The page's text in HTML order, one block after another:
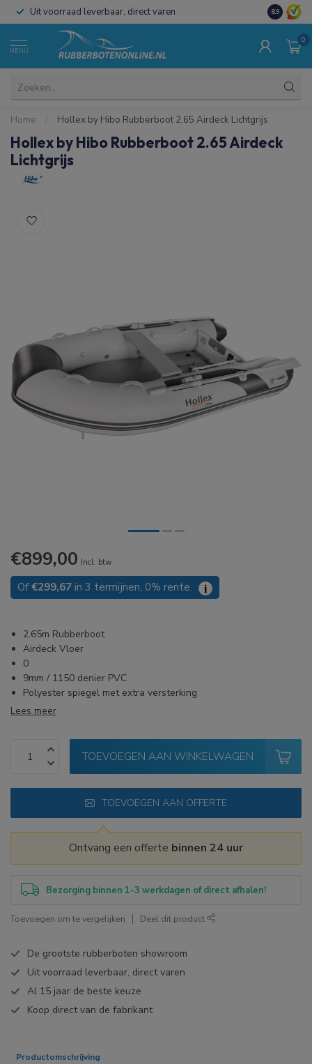
Uit voorraad leverbaar, direct varen Al 15 jaar
8.9
MENU
0
Home / Hollex by Hibo Rubberboot 2.65 Airdeck Lichtgrijs
Hollex by Hibo Rubberboot 2.65 Airdeck
Lichtgrijs
€899,00 Incl. btw
Of€299,67 in 3 termijnen, 0% rente. i
2.65m Rubberboot
Airdeck Vloer
0
9mm / 1150 denier PVC
Polyester spiegel met extra versterking
Lees meer
TOEVOEGEN AAN WINKELWAGEN
TOEVOEGEN AAN OFFERTE
Ontvang een offerte binnen 24 uur
Bezorging binnen 1-3 werkdagen of direct afhalen!
Toevoegen om te vergelijken Deel dit product
De grootste rubberboten showroom
Uit voorraad leverbaar, direct varen
Al 15 jaar de beste keuze
Koop direct van de fabrikant
Productomschrijving